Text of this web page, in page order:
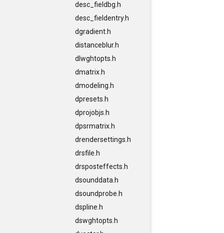
desc_fieldbg.h
desc_fieldentry.h
dgradient.h
distanceblur.h
dlwghtopts.h
dmatrix.h
dmodeling.h
dpresets.h
dprojobjs.h
dpsrmatrix.h
drendersettings.h
drsfile.h
drsposteffects.h
dsounddata.h
dsoundprobe.h
dspline.h
dswghtopts.h